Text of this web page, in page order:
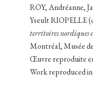
ROY, Andréanne,
Yseult RIOPELLE
territoires nordiques
Montréal, Musée
Œuvre reproduite
Work reproduced